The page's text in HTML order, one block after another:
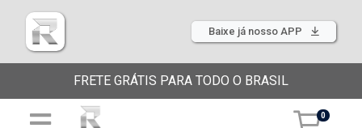
Baixe já nosso APP
FRETE GRÁTIS PARA TODO O BRASIL
0